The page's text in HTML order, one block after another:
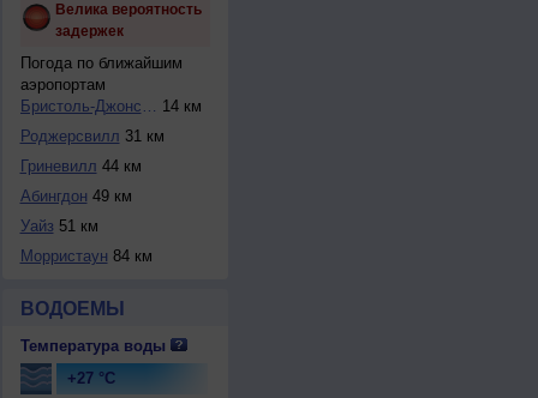
Велика вероятность
задержек
Погода по ближайшим
аэропортам
Бристоль-Джонсон-... 14 км
Роджерсвилл 31 км
Гриневилл 44 км
Абингдон 49 км
Уайз 51 км
Морристаун 84 км
ВОДОЕМЫ
Температура воды
+27 °C